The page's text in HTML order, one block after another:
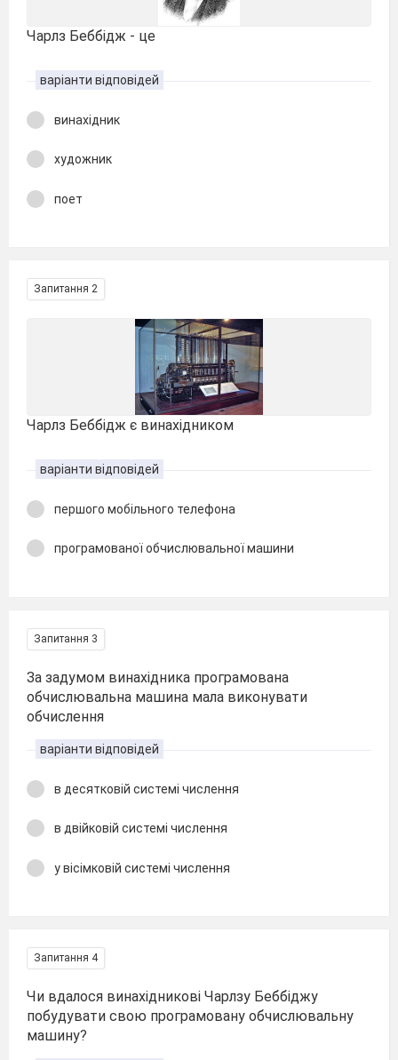
Чарлз Беббідж - це
варіанти відповідей
винахідник
художник
поет
Запитання 2
Чарлз Беббідж є винахідником
варіанти відповідей
першого мобільного телефона
програмованої обчислювальної машини
Запитання 3
За задумом винахідника програмована
обчислювальна машина мала виконувати
обчислення
варіанти відповідей
в десятковій системі числення
в двійковій системі числення
у вісімковій системі числення
Запитання 4
Чи вдалося винахідникові Чарлзу Беббіджу
побудувати свою програмовану обчислювальну
машину?